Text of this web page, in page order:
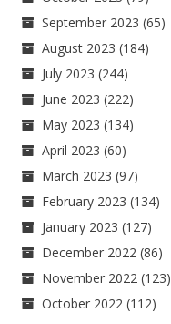
September 2023 (65)
August 2023 (184)
July 2023 (244)
June 2023 (222)
May 2023 (134)
April 2023 (60)
March 2023 (97)
February 2023 (134)
January 2023 (127)
December 2022 (86)
November 2022 (123)
October 2022 (112)